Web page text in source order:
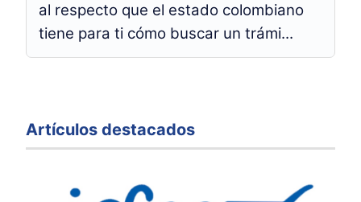
al respecto que el estado colombiano
tiene para ti cómo buscar un trámi...
Artículos destacados